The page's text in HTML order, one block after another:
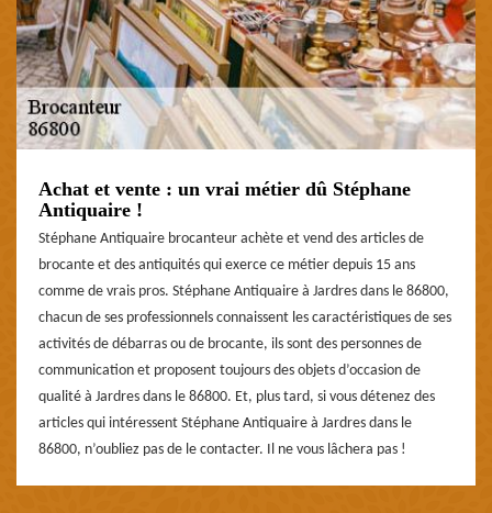
Achat et vente : un vrai métier dû Stéphane
Antiquaire !
Stéphane Antiquaire brocanteur achète et vend des articles de
brocante et des antiquités qui exerce ce métier depuis 15 ans
comme de vrais pros. Stéphane Antiquaire à Jardres dans le 86800,
chacun de ses professionnels connaissent les caractéristiques de ses
activités de débarras ou de brocante, ils sont des personnes de
communication et proposent toujours des objets d’occasion de
qualité à Jardres dans le 86800. Et, plus tard, si vous détenez des
articles qui intéressent Stéphane Antiquaire à Jardres dans le
86800, n’oubliez pas de le contacter. Il ne vous lâchera pas !